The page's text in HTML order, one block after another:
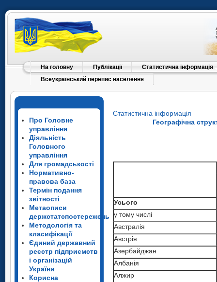
На головну Публікації
Статистична інформація
Всеукраїнський перепис населення
Про Головне
управління
Діяльність
Головного
управління
Для громадськості
Нормативно-
правова база
Термін подання
звітності
Метаописи
держстатспостережень
Методологія та
класифікації
Єдиний державний
реєстр підприємств
і організацій
України
Корисна
Статистична інформація
Географічна
Усього
у тому числі
Австралія
Австрія
Азербайджан
Албанія
Алжир